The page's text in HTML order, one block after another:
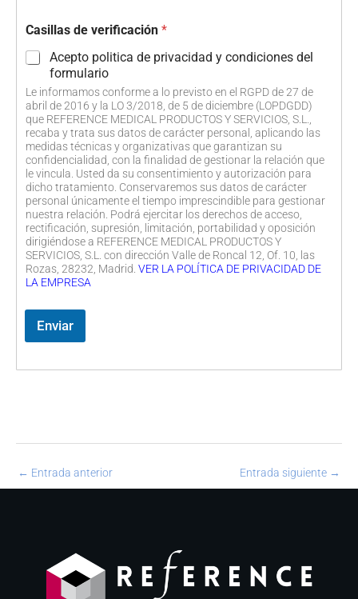
Casillas de verificación *
Acepto politica de privacidad y condiciones del
formulario
Le informamos conforme a lo previsto en el RGPD de 27 de
abril de 2016 y la LO 3/2018, de 5 de diciembre (LOPDGDD)
que REFERENCE MEDICAL PRODUCTOS Y SERVICIOS, S.L.,
recaba y trata sus datos de carácter personal, aplicando las
medidas técnicas y organizativas que garantizan su
confidencialidad, con la finalidad de gestionar la relación que
le vincula. Usted da su consentimiento y autorización para
dicho tratamiento. Conservaremos sus datos de carácter
personal únicamente el tiempo imprescindible para gestionar
nuestra relación. Podrá ejercitar los derechos de acceso,
rectificación, supresión, limitación, portabilidad y oposición
dirigiéndose a REFERENCE MEDICAL PRODUCTOS Y
SERVICIOS, S.L. con dirección Valle de Roncal 12, Of. 10, las
Rozas, 28232, Madrid. VER LA POLÍTICA DE PRIVACIDAD DE
LA EMPRESA
Enviar
← Entrada anterior Entrada siguiente →